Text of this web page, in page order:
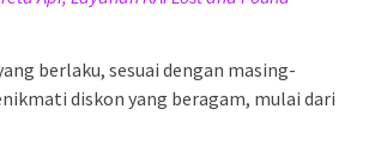
berlaku, sesuai dengan masing-
diskon yang beragam, mulai dari